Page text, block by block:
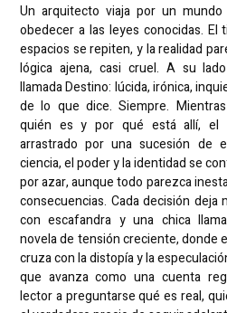
Un arquitecto viaja por un
obedecer a las leyes conocidas. El
espacios se repiten, y la realidad
lógica ajena, casi cruel. A su
llamada Destino: lúcida, irónica,
de lo que dice. Siempre.
quién es y por qué está allí, el
arrastrado por una sucesión de
ciencia, el poder y la identidad se
por azar, aunque todo parezca
consecuencias. Cada decisión deja
con escafandra y una chica
novela de tensión creciente, donde
cruza con la distopía y la
que avanza como una cuenta
lector a preguntarse qué es real,